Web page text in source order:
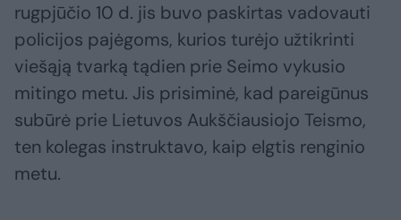
rugpjūčio 10 d. jis buvo paskirtas vadovauti
policijos pajėgoms, kurios turėjo užtikrinti
viešąją tvarką tądien prie Seimo vykusio
mitingo metu. Jis prisiminė, kad pareigūnus
subūrė prie Lietuvos Aukščiausiojo Teismo,
ten kolegas instruktavo, kaip elgtis renginio
metu.